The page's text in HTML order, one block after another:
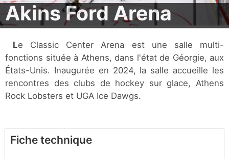
Akins Ford Arena
Le Classic Center Arena est une salle multi-
fonctions située à Athens, dans l'état de Géorgie, aux
États-Unis. Inaugurée en 2024, la salle accueille les
rencontres des clubs de hockey sur glace, Athens
Rock Lobsters et UGA Ice Dawgs.
Fiche technique